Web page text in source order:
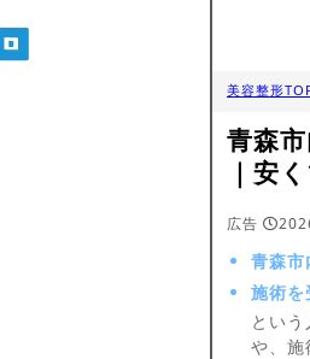
美容整形
青森
｜安
広告
青森市
施術を
とい
や、施